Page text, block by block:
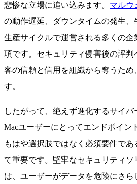
悲惨な立場に追い込みます。 マルウ
の動作遅延、ダウンタイムの発生
生産サイクルで運営される多くの
項です。セキュリティ侵害後の評
客の信頼と信用を組織から奪うた
す。
したがって、絶えず進化するサイバ
Macユーザーにとってエンドポイン
もはや選択肢ではなく必須要件で
て重要です。堅牢なセキュリティソ
は、ユーザーがデータを危険にさ